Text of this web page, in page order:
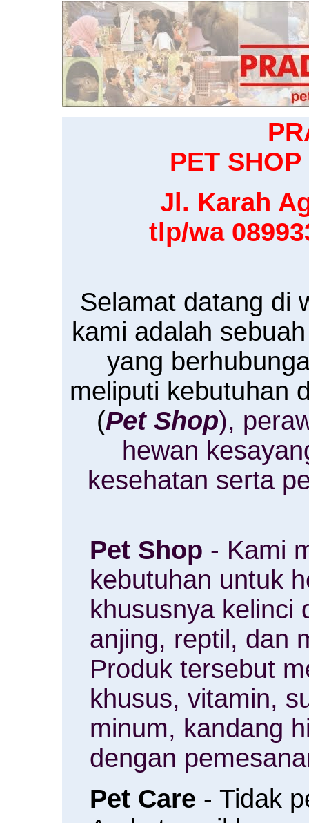
PET
Jl. Karah
tlp/wa
Selamat datang di
kami adalah
yang
meliputi kebutuhan
(Pet Shop),
hewan
kesehatan serta
Pet Shop - Kami
kebutuhan untuk
khususnya kelinci
anjing, reptil, dan
Produk tersebut
khusus, vitamin,
minum, kandang
dengan
Pet Care - Tidak